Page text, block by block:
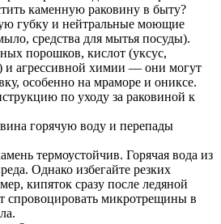
каменную раковину в быту?
губку и нейтральные моющие
средства для мытья посуды).
порошков, кислот (уксус,
и агрессивной химии — они могут
особенно на мраморе и ониксе.
по уходу за раковиной к
горячую воду и перепады
термоустойчив. Горячая вода из
Однако избегайте резких
кипяток сразу после ледяной
микротрещины в